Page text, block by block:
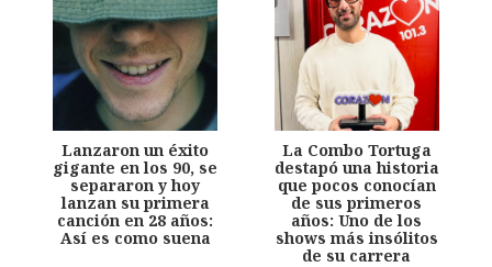
Lanzaron un éxito
gigante en los 90, se
separaron y hoy
lanzan su primera
canción en 28 años:
Así es como suena
La Combo Tortuga
destapó una historia
que pocos conocían
de sus primeros
años: Uno de los
shows más insólitos
de su carrera